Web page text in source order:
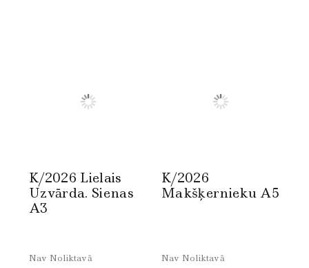
K/2026 Lielais
Uzvārda. Sienas
A3
Nav Noliktavā
K/2026
Makšķernieku A5
Nav Noliktavā